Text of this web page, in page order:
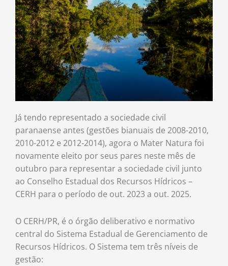
Já tendo representado a sociedade civil
paranaense antes (gestões bianuais de 2008-2010,
2010-2012 e 2012-2014), agora o Mater Natura foi
novamente eleito por seus pares neste mês de
outubro para representar a sociedade civil junto
ao Conselho Estadual dos Recursos Hídricos –
CERH para o período de out. 2023 a out. 2025.
O CERH/PR, é o órgão deliberativo e normativo
central do Sistema Estadual de Gerenciamento de
Recursos Hídricos. O Sistema tem três níveis de
gestão: